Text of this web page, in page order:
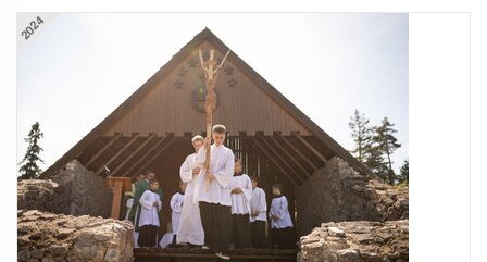
2024